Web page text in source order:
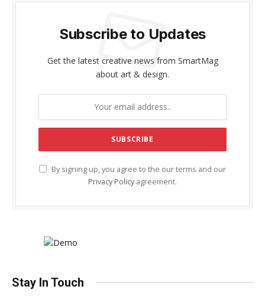
Subscribe to Updates
Get the latest creative news from SmartMag
about art & design.
By signing up, you agree to the our terms and our
Privacy Policy agreement.
Stay In Touch